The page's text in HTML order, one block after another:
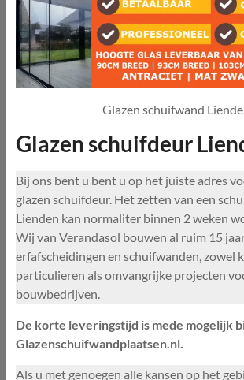
Glazen schuifwand
Glazen schuifdeur
Bij ons bent u bent u op het juiste adres
glazen schuifdeur. Het zetten van een
Lienden kan normaliter binnen 2 weken
Wij van Verandasol bouwen al ruim 15
erfafscheidingen en schuifwanden, zowel
particulieren als omvangrijke projecten
bouwbedrijven.
De korte leveringstijd is mede mogelijk
Glazenschuifwandplaatsen.nl.
Als u met genoegen alle kansen op het